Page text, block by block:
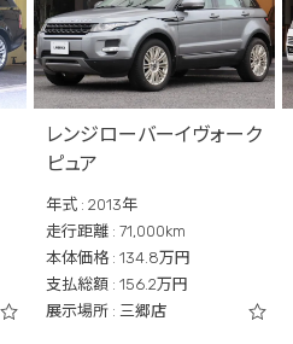
レンジローバーイヴォーク
ピュア
年式 : 2013年
走行距離 : 71,000km
本体価格 : 134.8万円
支払総額 : 156.2万円
展示場所 : 三郷店